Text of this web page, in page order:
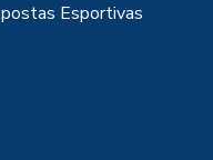
Esportivas